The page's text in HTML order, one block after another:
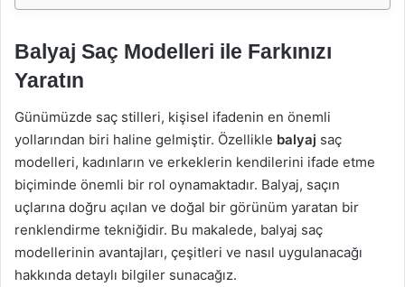
Balyaj Saç Modelleri ile Farkınızı
Yaratın
Günümüzde saç stilleri, kişisel ifadenin en önemli
yollarından biri haline gelmiştir. Özellikle balyaj saç
modelleri, kadınların ve erkeklerin kendilerini ifade etme
biçiminde önemli bir rol oynamaktadır. Balyaj, saçın
uçlarına doğru açılan ve doğal bir görünüm yaratan bir
renklendirme tekniğidir. Bu makalede, balyaj saç
modellerinin avantajları, çeşitleri ve nasıl uygulanacağı
hakkında detaylı bilgiler sunacağız.